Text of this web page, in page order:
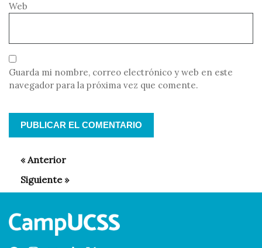
Web
Guarda mi nombre, correo electrónico y web en este
navegador para la próxima vez que comente.